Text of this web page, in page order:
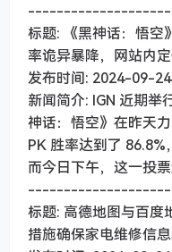
标题: 《黑神话：悟空
率诡异暴降，网站内
发布时间: 2024-09-
新闻简介: IGN 近期举
神话：悟空》在昨天
PK 胜率达到了
而今日下午，这一投
标题: 高德地图与百度
措施确保家电维修信